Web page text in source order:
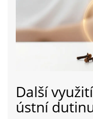
Další
ústní